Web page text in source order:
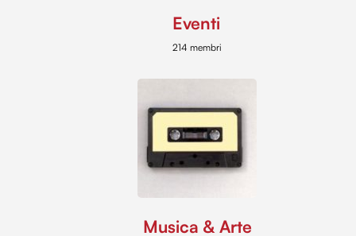
Eventi
214 membri
Musica & Arte